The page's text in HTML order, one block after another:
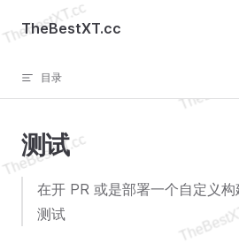
Skip to content
TheBestXT.cc
目录
测试
在开 PR 或是部署一个自定义
测试